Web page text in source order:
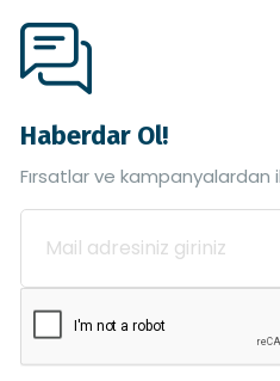
Haberdar Ol!
Fırsatlar ve kampanyalardan